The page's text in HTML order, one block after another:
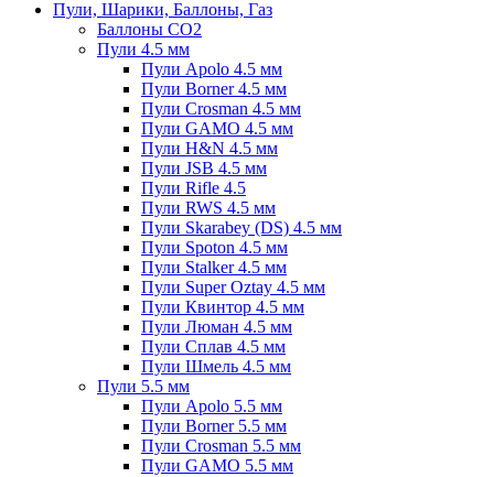
Пули, Шарики, Баллоны, Газ
Баллоны CO2
Пули 4.5 мм
Пули Apolo 4.5 мм
Пули Borner 4.5 мм
Пули Crosman 4.5 мм
Пули GAMO 4.5 мм
Пули H&N 4.5 мм
Пули JSB 4.5 мм
Пули Rifle 4.5
Пули RWS 4.5 мм
Пули Skarabey (DS) 4.5 мм
Пули Spoton 4.5 мм
Пули Stalker 4.5 мм
Пули Super Oztay 4.5 мм
Пули Квинтор 4.5 мм
Пули Люман 4.5 мм
Пули Сплав 4.5 мм
Пули Шмель 4.5 мм
Пули 5.5 мм
Пули Apolo 5.5 мм
Пули Borner 5.5 мм
Пули Crosman 5.5 мм
Пули GAMO 5.5 мм